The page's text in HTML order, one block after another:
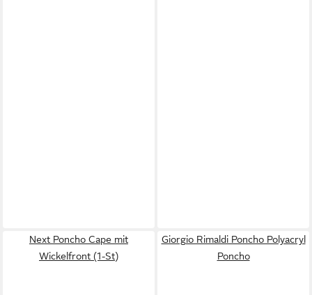
Next Poncho Cape mit
Wickelfront (1-St)
Giorgio Rimaldi Poncho Polyacryl
Poncho